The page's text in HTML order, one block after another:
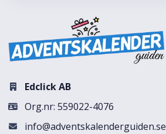
Edclick AB
Org.nr: 559022-4076
info@adventskalenderguiden.se